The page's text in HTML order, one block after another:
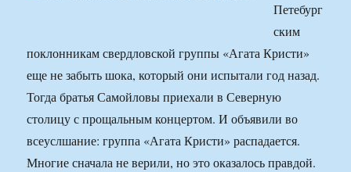
Петебург
ским
поклонникам свердловской группы «Агата Кристи»
еще не забыть шока, который они испытали год назад.
Тогда братья Самойловы приехали в Северную
столицу с прощальным концертом. И объявили во
всеуслшание: группа «Агата Кристи» распадается.
Многие сначала не верили, но это оказалось правдой.